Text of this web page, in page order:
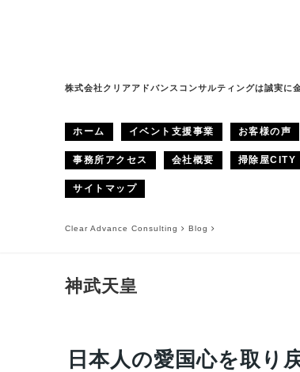
株式会社クリアアドバンスコンサルティングは誠実に
ホーム イベント支援事業 お客様の声
事務所アクセス 会社概要 掃除屋CITY
サイトマップ
Clear Advance Consulting Blog
神武天皇
日本人の愛国心を取り